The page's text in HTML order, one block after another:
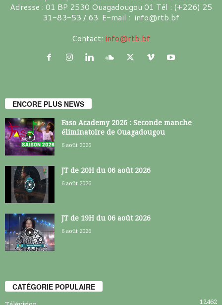
Adresse : 01 BP 2530 Ouagadougou 01 Tél : (+226) 25
31-83-53 / 63 E-mail : info@rtb.bf
Contact: info@rtb.bf
ENCORE PLUS NEWS
Faso Academy 2026 : Seconde manche
éliminatoire de Ouagadougou
6 août 2026
JT de 20H du 06 août 2026
6 août 2026
JT de 19H du 06 août 2026
6 août 2026
CATÉGORIE POPULAIRE
12462